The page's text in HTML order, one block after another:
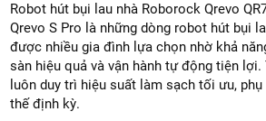
Robot hút bụi lau nhà Roborock Qrevo
Qrevo S Pro là những dòng robot hút bụi
được nhiều gia đình lựa chọn nhờ khả
sàn hiệu quả và vận hành tự động tiện lợi.
luôn duy trì hiệu suất làm sạch tối ưu,
thế định kỳ.